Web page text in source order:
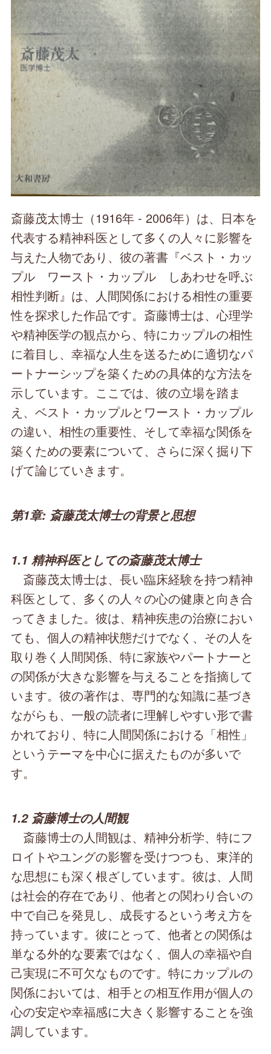
斎藤茂太博士（1916年 - 2006年）は、日本を
代表する精神科医として多くの人々に影響を
与えた人物であり、彼の著書『ベスト・カッ
プル ワースト・カップル しあわせを呼ぶ
相性判断』は、人間関係における相性の重要
性を探求した作品です。斎藤博士は、心理学
や精神医学の観点から、特にカップルの相性
に着目し、幸福な人生を送るために適切なパ
ートナーシップを築くための具体的な方法を
示しています。ここでは、彼の立場を踏ま
え、ベスト・カップルとワースト・カップル
の違い、相性の重要性、そして幸福な関係を
築くための要素について、さらに深く掘り下
げて論じていきます。
第1章: 斎藤茂太博士の背景と思想
1.1 精神科医としての斎藤茂太博士
斎藤茂太博士は、長い臨床経験を持つ精神
科医として、多くの人々の心の健康と向き合
ってきました。彼は、精神疾患の治療におい
ても、個人の精神状態だけでなく、その人を
取り巻く人間関係、特に家族やパートナーと
の関係が大きな影響を与えることを指摘して
います。彼の著作は、専門的な知識に基づき
ながらも、一般の読者に理解しやすい形で書
かれており、特に人間関係における「相性」
というテーマを中心に据えたものが多いで
す。
1.2 斎藤博士の人間観
斎藤博士の人間観は、精神分析学、特にフ
ロイトやユングの影響を受けつつも、東洋的
な思想にも深く根ざしています。彼は、人間
は社会的存在であり、他者との関わり合いの
中で自己を発見し、成長するという考え方を
持っています。彼にとって、他者との関係は
単なる外的な要素ではなく、個人の幸福や自
己実現に不可欠なものです。特にカップルの
関係においては、相手との相互作用が個人の
心の安定や幸福感に大きく影響することを強
調しています。